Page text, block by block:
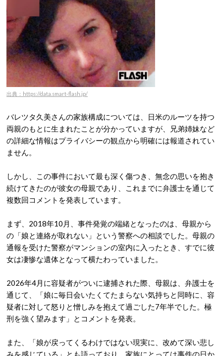
出典：https://data.smart-flash.jp/
バレツタ久美さんの家族構成については、日米のルーツを持つ
両親のもとに生まれたことが分かっていますが、兄弟姉妹など
の詳細な情報はプライバシーの観点から明確には報道されてい
ません。
しかし、この事件において最も深く傷つき、無念の思いを抱き
続けてきたのが彼女の母親であり、これまでに弁護士を通じて
複数回コメントを発表しています。
まず、2018年10月、事件発覚の端緒となったのは、母親から
の「娘と連絡が取れない」という警察への相談でした 。母親の
通報を受けた警察がマンションの室内に入ったとき、すでに彼
女は凄惨な遺体となって横たわっていました。
2026年4月に容疑者がついに逮捕された際、母親は、弁護士を
通じて、「娘に毎日会いたくてたまらない気持ちと同時に、容
疑者に対して怒りと憎しみを抱えて過ごした7年半でした。極
刑を強く望みます」とコメントを発表。
また、「娘が戻ってくるわけではない現実に、改めて深い悲し
みを感じている」とも語っており、家族にとっては事件の日か